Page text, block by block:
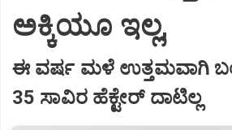
ಅಕ್ಕಿಯೂ ಇಲ್ಲ,
ಈ ವರ್ಷ ಮಳೆ ಉತ್ತಮವಾಗಿ
35 ಸಾವಿರ ಹೆಕ್ಟೇರ್‌ ದಾಟಿಲ್ಲ